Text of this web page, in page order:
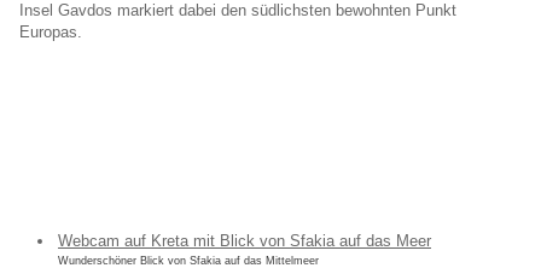
Insel Gavdos markiert dabei den südlichsten bewohnten Punkt
Europas.
Webcam auf Kreta mit Blick von Sfakia auf das Meer
Wunderschöner Blick von Sfakia auf das Mittelmeer